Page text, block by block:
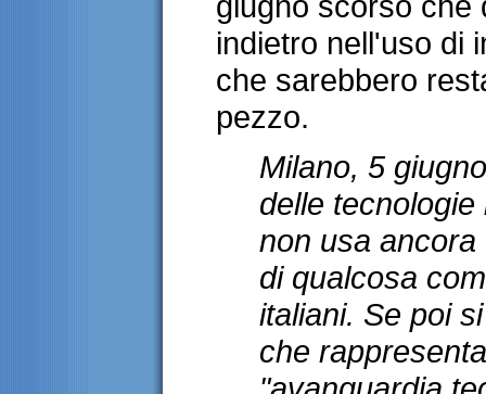
indietro nell'uso di
che sarebbero
pezzo.
Milano, 5
delle
non usa
di qualcosa
italiani. Se poi
che